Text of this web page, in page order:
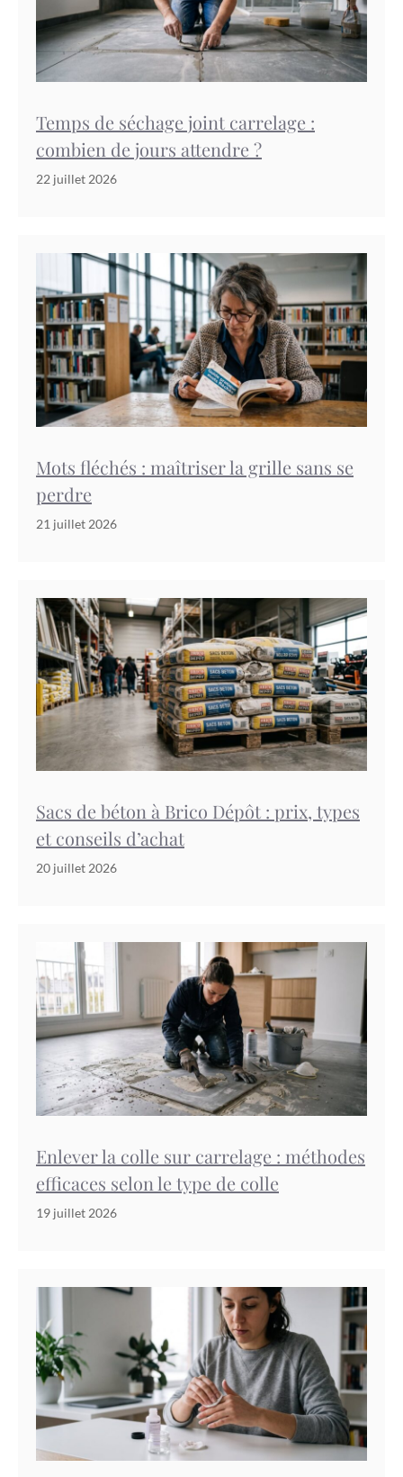
Temps de séchage joint carrelage :
combien de jours attendre ?
22 juillet 2026
Mots fléchés : maîtriser la grille sans se
perdre
21 juillet 2026
Sacs de béton à Brico Dépôt : prix, types
et conseils d’achat
20 juillet 2026
Enlever la colle sur carrelage : méthodes
efficaces selon le type de colle
19 juillet 2026